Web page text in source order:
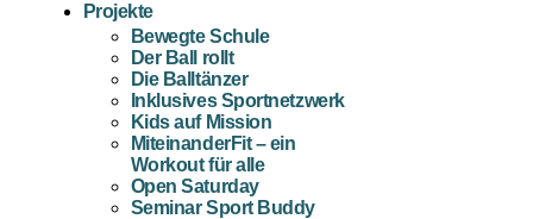
Projekte
Bewegte Schule
Der Ball rollt
Die Balltänzer
Inklusives Sportnetzwerk
Kids auf Mission
MiteinanderFit – ein
Workout für alle
Open Saturday
Seminar Sport Buddy